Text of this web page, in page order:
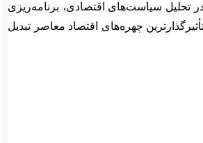
در تحلیل سیاست‌های اقتصادی، برنامه‌ریزی
چهره‌های اقتصاد معاصر تبدیل